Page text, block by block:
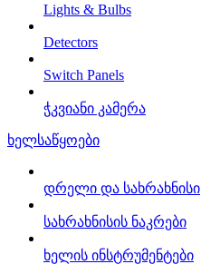
Lights & Bulbs
Detectors
Switch Panels
ჭკვიანი კამერა
ხელსაწყოები
დრელი და სახრახნისი
სახრახნისის ნაკრები
ხელის ინსტრუმენტები